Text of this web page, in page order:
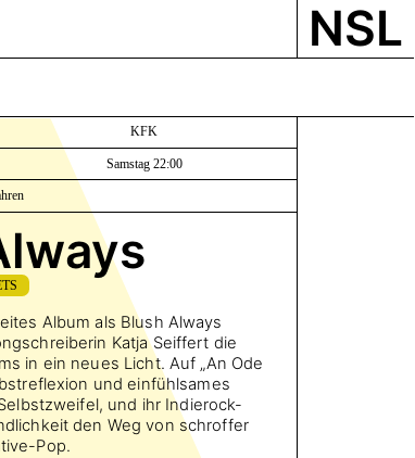
NSL
KFK
Samstag 22:00
Album als Blush Always
Katja Seiffert die
in ein neues Licht. Auf „An Ode
und einfühlsames
und ihr Indierock-
den Weg von schroffer
Pop.